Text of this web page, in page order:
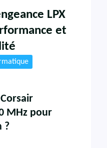
LPX
et
MHz pour
?